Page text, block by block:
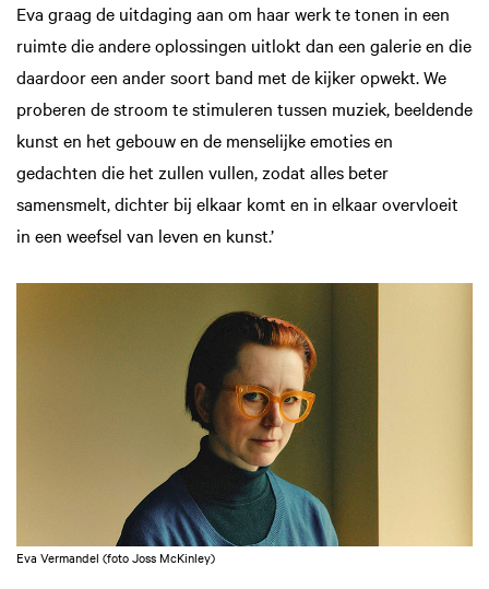
Eva graag de uitdaging aan om haar werk te tonen in een
ruimte die andere oplossingen uitlokt dan een galerie en die
daardoor een ander soort band met de kijker opwekt. We
proberen de stroom te stimuleren tussen muziek, beeldende
kunst en het gebouw en de menselijke emoties en
gedachten die het zullen vullen, zodat alles beter
samensmelt, dichter bij elkaar komt en in elkaar overvloeit
in een weefsel van leven en kunst.’
Eva Vermandel (foto Joss McKinley)